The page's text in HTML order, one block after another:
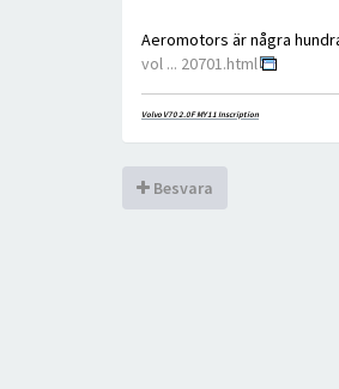
Aeromotors är några
vol ... 20701.html
Volvo V70 2.0F MY11 Inscription
Besvara